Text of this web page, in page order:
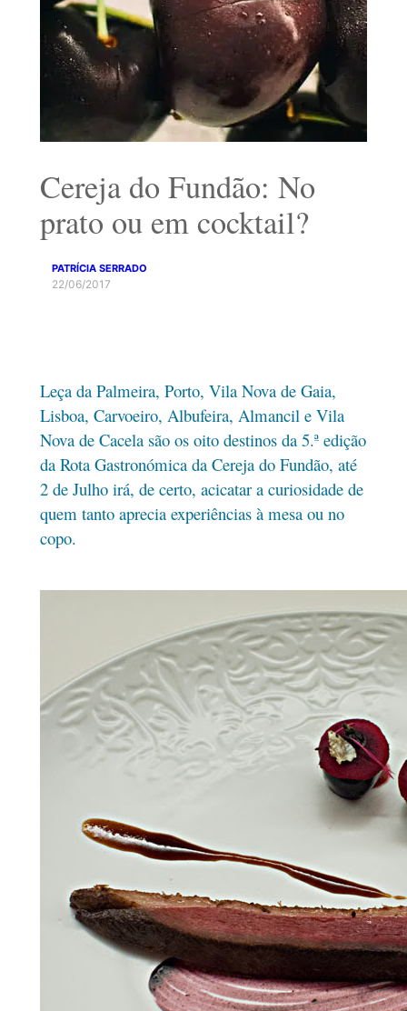
Cereja do Fundão: No
prato ou em cocktail?
PATRÍCIA SERRADO
22/06/2017
Leça da Palmeira, Porto, Vila Nova de Gaia,
Lisboa, Carvoeiro, Albufeira, Almancil e Vila
Nova de Cacela são os oito destinos da 5.ª edição
da Rota Gastronómica da Cereja do Fundão, até
2 de Julho irá, de certo, acicatar a curiosidade de
quem tanto aprecia experiências à mesa ou no
copo.